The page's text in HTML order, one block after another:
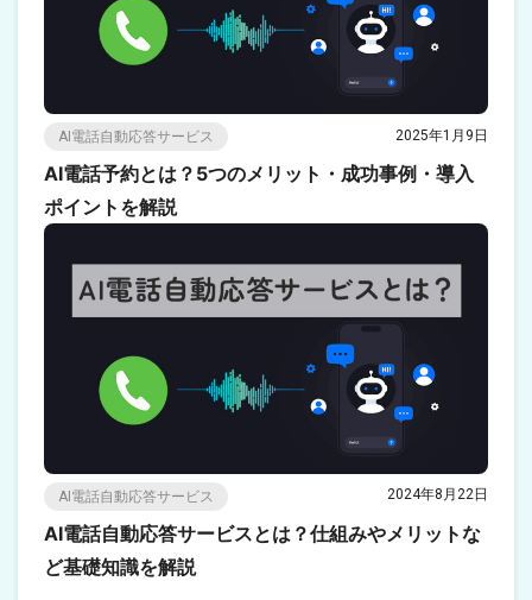
AI電話自動応答サービス 2025年1月9日
AI電話予約とは？5つのメリット・成功事例・導入
ポイントを解説
AI電話自動応答サービス 2024年8月22日
AI電話自動応答サービスとは？仕組みやメリットな
ど基礎知識を解説